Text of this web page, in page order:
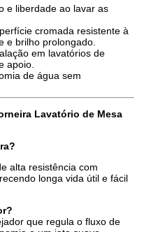
e liberdade ao lavar as
cromada resistente à
e brilho prolongado.
em lavatórios de
apoio.
de água sem
Lavatório de Mesa
alta resistência com
longa vida útil e fácil
que regula o fluxo de